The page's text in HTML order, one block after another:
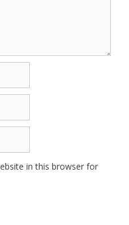
in this browser for